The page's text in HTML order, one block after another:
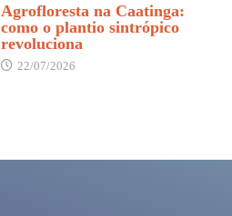
Agrofloresta na Caatinga:
como o plantio sintrópico
revoluciona
22/07/2026